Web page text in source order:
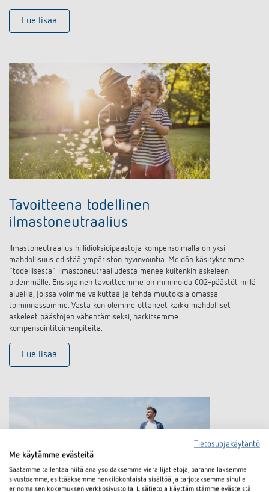
Lue lisää
Tavoitteena todellinen
ilmastoneutraalius
Ilmastoneutraalius hiilidioksidipäästöjä kompensoimalla on yksi
mahdollisuus edistää ympäristön hyvinvointia. Meidän käsityksemme
"todellisesta" ilmastoneutraaliudesta menee kuitenkin askeleen
pidemmälle. Ensisijainen tavoitteemme on minimoida CO2-päästöt niillä
alueilla, joissa voimme vaikuttaa ja tehdä muutoksia omassa
toiminnassamme. Vasta kun olemme ottaneet kaikki mahdolliset
askeleet päästöjen vähentämiseksi, harkitsemme
kompensointitoimenpiteitä.
Lue lisää
Tietosuojakäytäntö
Me käytämme evästeitä
Saatamme tallentaa niitä analysoidaksemme vierailijatietoja, parannellaksemme
sivustoamme, esittääksemme henkilökohtaista sisältöä ja tarjotaksemme sinulle
erinomaisen kokemuksen verkkosivustolla. Lisätietoja käyttämistämme evästeistä